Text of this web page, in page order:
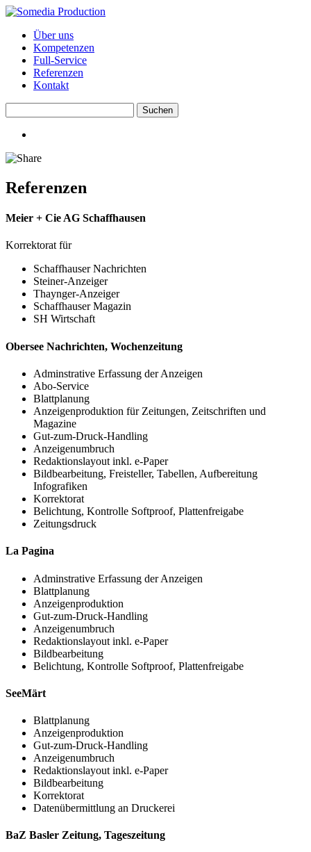
Über uns
Kompetenzen
Full-Service
Referenzen
Kontakt
Referenzen
Meier + Cie AG Schaffhausen
Korrektorat für
Schaffhauser Nachrichten
Steiner-Anzeiger
Thaynger-Anzeiger
Schaffhauser Magazin
SH Wirtschaft
Obersee Nachrichten, Wochenzeitung
Adminstrative Erfassung der Anzeigen
Abo-Service
Blattplanung
Anzeigenproduktion für Zeitungen, Zeitschriften und
Magazine
Gut-zum-Druck-Handling
Anzeigenumbruch
Redaktionslayout inkl. e-Paper
Bildbearbeitung, Freisteller, Tabellen, Aufbereitung
Infografiken
Korrektorat
Belichtung, Kontrolle Softproof, Plattenfreigabe
Zeitungsdruck
La Pagina
Adminstrative Erfassung der Anzeigen
Blattplanung
Anzeigenproduktion
Gut-zum-Druck-Handling
Anzeigenumbruch
Redaktionslayout inkl. e-Paper
Bildbearbeitung
Belichtung, Kontrolle Softproof, Plattenfreigabe
SeeMärt
Blattplanung
Anzeigenproduktion
Gut-zum-Druck-Handling
Anzeigenumbruch
Redaktionslayout inkl. e-Paper
Bildbearbeitung
Korrektorat
Datenübermittlung an Druckerei
BaZ Basler Zeitung, Tageszeitung